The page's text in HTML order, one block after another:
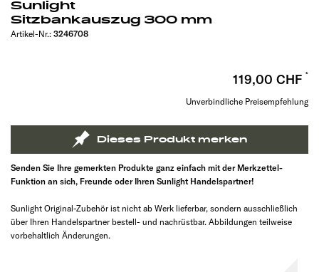
Sunlight
Sitzbankauszug 300 mm
Artikel-Nr.: 3246708
119,00 CHF
Unverbindliche Preisempfehlung
Dieses Produkt merken
Senden Sie Ihre gemerkten Produkte ganz einfach mit der Merkzettel-
Funktion an sich, Freunde oder Ihren Sunlight Handelspartner!
Sunlight Original-Zubehör ist nicht ab Werk lieferbar, sondern ausschließlich
über Ihren Handelspartner bestell- und nachrüstbar. Abbildungen teilweise
vorbehaltlich Änderungen.